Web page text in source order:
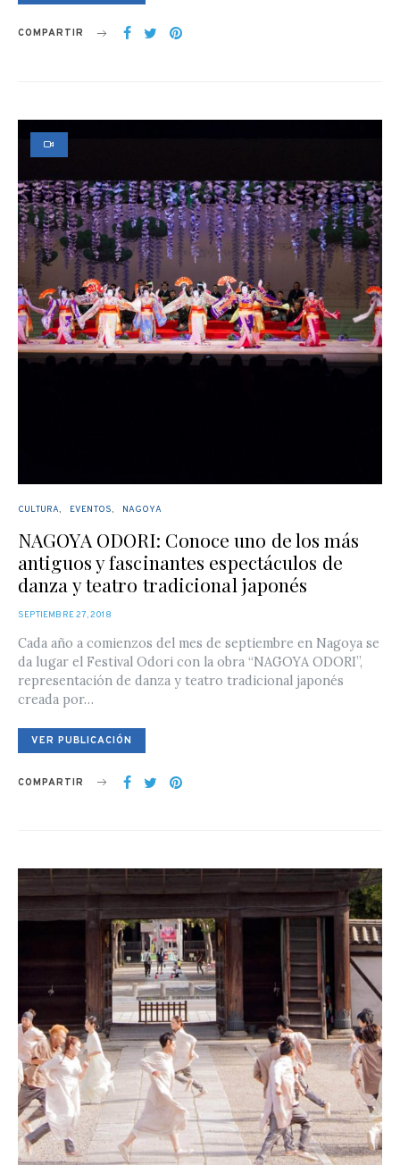
COMPARTIR
CULTURA EVENTOS NAGOYA
NAGOYA ODORI: Conoce uno de los más
antiguos y fascinantes espectáculos de
danza y teatro tradicional japonés
POSTED
SEPTIEMBRE 27, 2018
Cada año a comienzos del mes de septiembre en Nagoya se
da lugar el Festival Odori con la obra “NAGOYA ODORI”,
representación de danza y teatro tradicional japonés
creada por…
VER PUBLICACIÓN
COMPARTIR